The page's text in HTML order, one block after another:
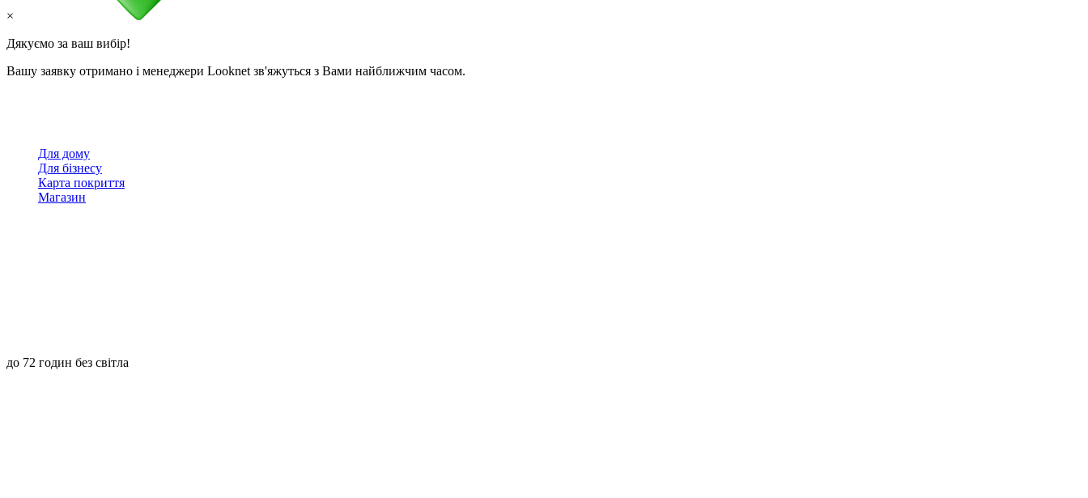
×
Дякуємо за ваш вибір!
Вашу заявку отримано і менеджери Looknet зв'яжуться з Вами найближчим часом.
Для дому
Для бізнесу
Карта покриття
Магазин
до 72 годин без світла